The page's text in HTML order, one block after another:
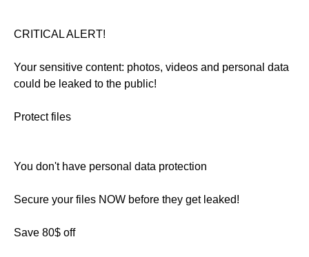
CRITICAL ALERT!
Your sensitive content: photos, videos and personal data
could be leaked to the public!
Protect files
You don't have personal data protection
Secure your files NOW before they get leaked!
Save 80$ off